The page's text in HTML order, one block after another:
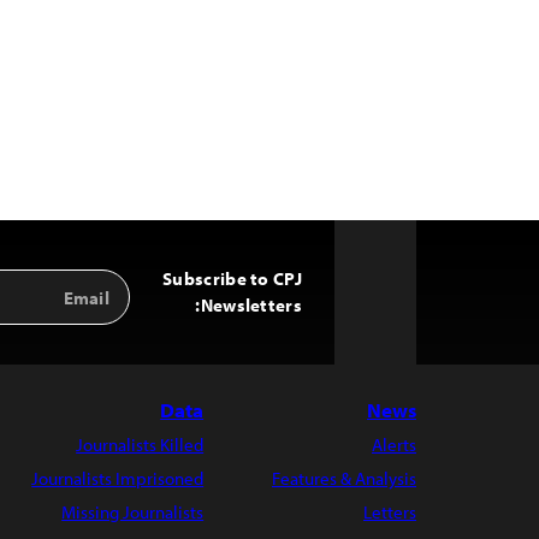
Subscribe to CPJ
Newsletters:
Email
Address
News
Alerts
Features & Analysis
Letters
Data
Journalists Killed
Journalists Imprisoned
Missing Journalists